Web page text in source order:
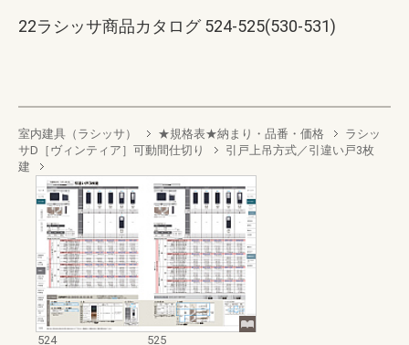
22ラシッサ商品カタログ 524-525(530-531)
室内建具（ラシッサ） ★規格表★納まり・品番・価格
ラシッ
サD［ヴィンティア］可動間仕切り
引戸上吊方式／引違い戸3枚
建
524
525